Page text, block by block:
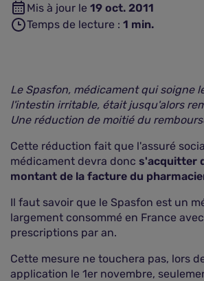
Mis à jour le 19 oct. 2011
Temps de lecture : 1 min.
Le Spasfon, médicament qui soigne
l'intestin irritable, était jusqu'alors
Une réduction de moitié du
Cette réduction fait que l'assuré
médicament devra donc s'acquitter
montant de la facture du
Il faut savoir que le Spasfon est un
largement consommé en France
prescriptions par an.
Cette mesure ne touchera pas, lors
application le 1er novembre,